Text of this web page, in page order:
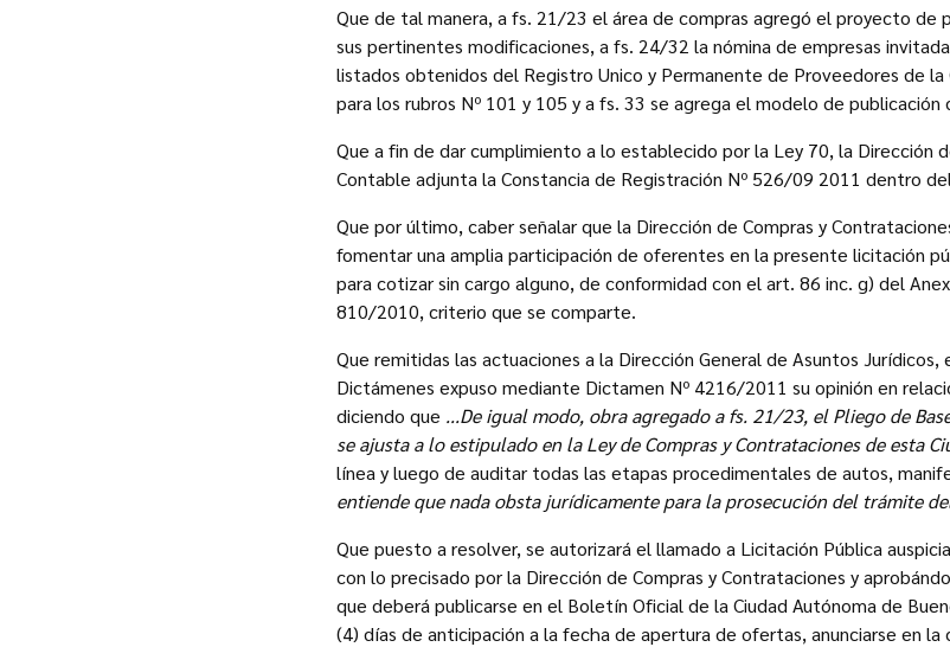
Que de tal manera, a fs. 21/23 el área de compras agregó el proyecto de
sus pertinentes modificaciones, a fs. 24/32 la nómina de empresas
listados obtenidos del Registro Unico y Permanente de Proveedores de la
para los rubros Nº 101 y 105 y a fs. 33 se agrega el modelo de
Que a fin de dar cumplimiento a lo establecido por la Ley 70, la Dirección
Contable adjunta la Constancia de Registración Nº 526/09 2011 dentro
Que por último, caber señalar que la Dirección de Compras y
fomentar una amplia participación de oferentes en la presente licitación
para cotizar sin cargo alguno, de conformidad con el art. 86 inc. g) del
810/2010, criterio que se comparte.
Que remitidas las actuaciones a la Dirección General de Asuntos
Dictámenes expuso mediante Dictamen Nº 4216/2011 su opinión en
diciendo que ...De igual modo, obra agregado a fs. 21/23, el Pliego de
se ajusta a lo estipulado en la Ley de Compras y Contrataciones de esta
línea y luego de auditar todas las etapas procedimentales de autos,
entiende que nada obsta jurídicamente para la prosecución del trámite
Que puesto a resolver, se autorizará el llamado a Licitación Pública
con lo precisado por la Dirección de Compras y Contrataciones y
que deberá publicarse en el Boletín Oficial de la Ciudad Autónoma de
(4) días de anticipación a la fecha de apertura de ofertas, anunciarse en